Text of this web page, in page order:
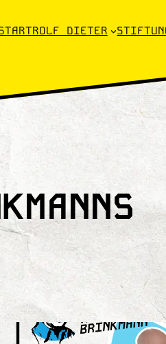
ROLF DIETER